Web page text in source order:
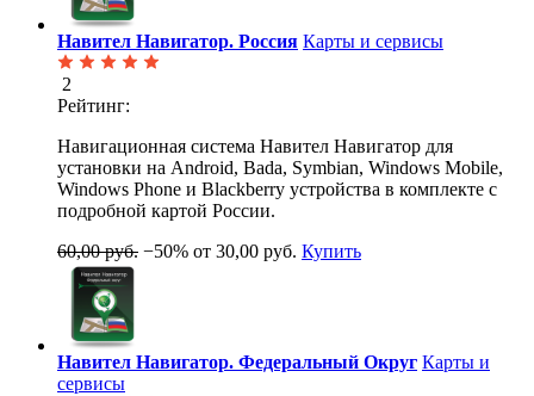
Навител Навигатор. Россия Карты и сервисы
2
Рейтинг:
Навигационная система Навител Навигатор для
установки на Android, Bada, Symbian, Windows Mobile,
Windows Phone и Blackberry устройства в комплекте с
подробной картой России.
60,00 руб. −50% от 30,00 руб. Купить
Навител Навигатор. Федеральный Округ Карты и
сервисы